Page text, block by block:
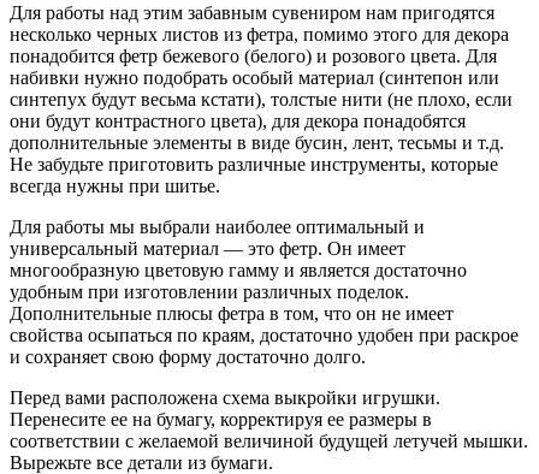
Для работы над этим забавным сувениром нам пригодятся
несколько черных листов из фетра, помимо этого для декора
понадобится фетр бежевого (белого) и розового цвета. Для
набивки нужно подобрать особый материал (синтепон или
синтепух будут весьма кстати), толстые нити (не плохо, если
они будут контрастного цвета), для декора понадобятся
дополнительные элементы в виде бусин, лент, тесьмы и т.д.
Не забудьте приготовить различные инструменты, которые
всегда нужны при шитье.
Для работы мы выбрали наиболее оптимальный и
универсальный материал — это фетр. Он имеет
многообразную цветовую гамму и является достаточно
удобным при изготовлении различных поделок.
Дополнительные плюсы фетра в том, что он не имеет
свойства осыпаться по краям, достаточно удобен при раскрое
и сохраняет свою форму достаточно долго.
Перед вами расположена схема выкройки игрушки.
Перенесите ее на бумагу, корректируя ее размеры в
соответствии с желаемой величиной будущей летучей мышки.
Вырежьте все детали из бумаги.